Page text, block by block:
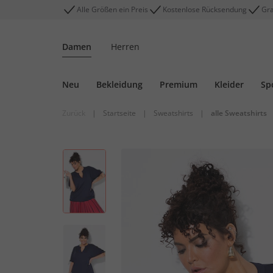
Alle Größen ein Preis Kostenlose Rücksendung
Damen Herren
Neu Bekleidung Premium Kleider
| Startseite | Sweatshirts | alle Sweatshirts